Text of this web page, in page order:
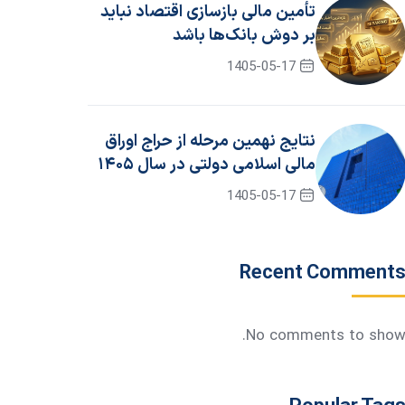
تأمین مالی بازسازی اقتصاد نباید
بر دوش بانک‌ها باشد
1405-05-17
نتایج نهمین مرحله از حراج اوراق
مالی اسلامی دولتی در سال ۱۴۰۵
/ جزئیات برگزاری حراج دهم
1405-05-17
Recent Comments
No comments to show.